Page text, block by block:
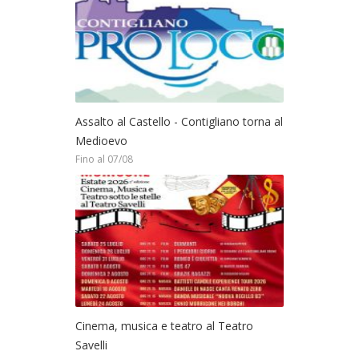
Assalto al Castello - Contigliano torna al
Medioevo
Fino al 07/08
Cinema, musica e teatro al Teatro
Savelli